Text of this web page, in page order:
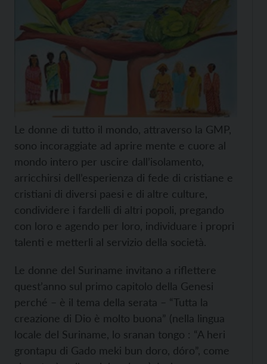
Le donne di tutto il mondo, attraverso la GMP,
sono incoraggiate ad aprire mente e cuore al
mondo intero per uscire dall’isolamento,
arricchirsi dell’esperienza di fede di cristiane e
cristiani di diversi paesi e di altre culture,
condividere i fardelli di altri popoli, pregando
con loro e agendo per loro, individuare i propri
talenti e metterli al servizio della società.
Le donne del Suriname invitano a riflettere
quest’anno sul primo capitolo della Genesi
perché – è il tema della serata – “Tutta la
creazione di Dio è molto buona” (nella lingua
locale del Suriname, lo sranan tongo : “A heri
grontapu di Gado meki bun doro, dóro”, come